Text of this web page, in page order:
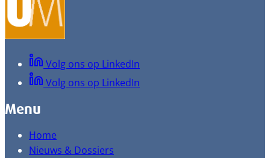
Volg ons op LinkedIn
Volg ons op LinkedIn
Menu
Home
Nieuws & Dossiers